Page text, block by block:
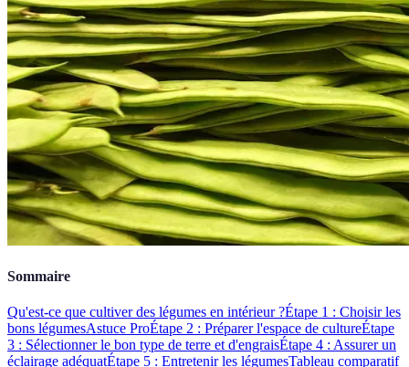
Sommaire
Qu'est-ce que cultiver des légumes en intérieur ?Étape 1 : Choisir les
bons légumesAstuce ProÉtape 2 : Préparer l'espace de cultureÉtape
3 : Sélectionner le bon type de terre et d'engraisÉtape 4 : Assurer un
éclairage adéquatÉtape 5 : Entretenir les légumesTableau comparatif